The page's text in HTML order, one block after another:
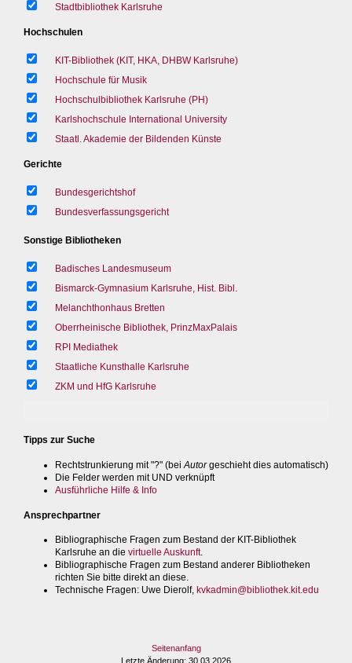
Stadtbibliothek Karlsruhe
Hochschulen
KIT-Bibliothek (KIT, HKA, DHBW Karlsruhe)
Hochschule für Musik
Hochschulbibliothek Karlsruhe (PH)
Karlshochschule International University
Staatl. Akademie der Bildenden Künste
Gerichte
Bundesgerichtshof
Bundesverfassungsgericht
Sonstige Bibliotheken
Badisches Landesmuseum
Bismarck-Gymnasium Karlsruhe, Hist. Bibl.
Melanchthonhaus Bretten
Oberrheinische Bibliothek, PrinzMaxPalais
RPI Mediathek
Staatliche Kunsthalle Karlsruhe
ZKM und HfG Karlsruhe
Tipps zur Suche
Rechtstrunkierung mit "?" (bei Autorgeschieht dies automatisch)
Die Felder werden mit UND verknüpft
Ausführliche Hilfe & Info
Ansprechpartner
Bibliographische Fragen zum Bestand der KIT-Bibliothek
Karlsruhe an die virtuelle Auskunft.
Bibliographische Fragen zum Bestand anderer Bibliotheken
richten Sie bitte direkt an diese.
Technische Fragen: Uwe Dierolf, kvkadmin@bibliothek.kit.edu
Seitenanfang
Letzte Änderung: 30.03.2026